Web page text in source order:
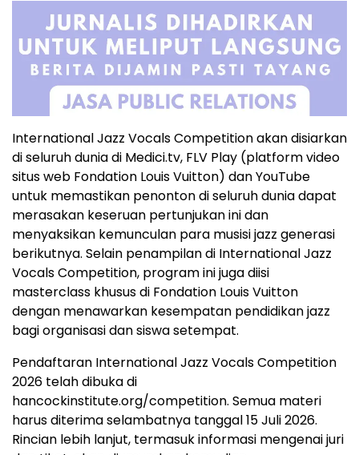
International Jazz Vocals Competition akan disiarkan
di seluruh dunia di Medici.tv, FLV Play (platform video
situs web Fondation Louis Vuitton) dan YouTube
untuk memastikan penonton di seluruh dunia dapat
merasakan keseruan pertunjukan ini dan
menyaksikan kemunculan para musisi jazz generasi
berikutnya. Selain penampilan di International Jazz
Vocals Competition, program ini juga diisi
masterclass khusus di Fondation Louis Vuitton
dengan menawarkan kesempatan pendidikan jazz
bagi organisasi dan siswa setempat.
Pendaftaran International Jazz Vocals Competition
2026 telah dibuka di
hancockinstitute.org/competition. Semua materi
harus diterima selambatnya tanggal 15 Juli 2026.
Rincian lebih lanjut, termasuk informasi mengenai juri